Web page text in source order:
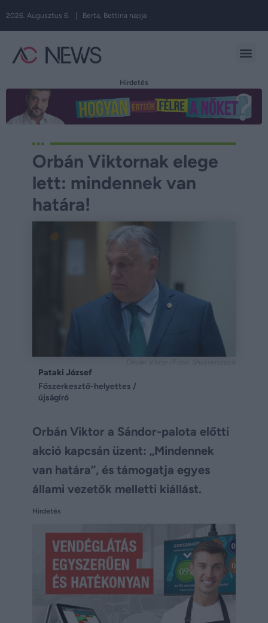
2026. Augusztus 6. | Berta, Bettina napja
Hirdetés
Orbán Viktornak elege
lett: mindennek van
határa!
Pataki József
Főszerkesztő-helyettes /
újságíró
Orbán Viktor a Sándor-palota előtti
akció kapcsán üzent: „Mindennek
van határa”, és támogatja egyes
állami vezetők melletti kiállást.
Hirdetés